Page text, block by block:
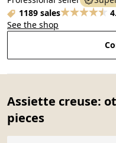
1189 sales
See the shop
Assiette creuse:
pieces